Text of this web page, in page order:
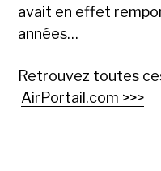
avait en effet
années…
Retrouvez toutes
AirPortail.com >>>